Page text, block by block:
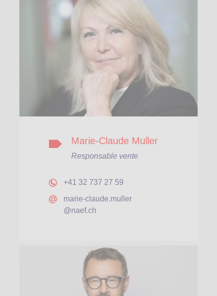
Marie-Claude Muller
Responsable vente
+41 32 737 27 59
marie-claude.muller
@naef.ch